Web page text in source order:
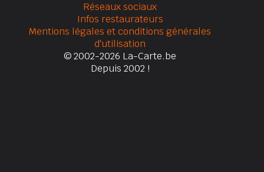
Réseaux sociaux
Infos restaurateurs
Mentions légales et conditions générales
d'utilisation
© 2002-2026 La-Carte.be
Depuis 2002 !